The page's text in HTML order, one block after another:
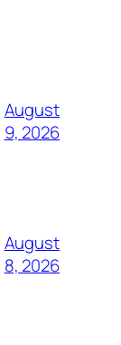
August
9, 2026
August
8, 2026